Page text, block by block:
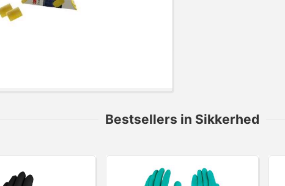
Bestsellers in Sikkerhed